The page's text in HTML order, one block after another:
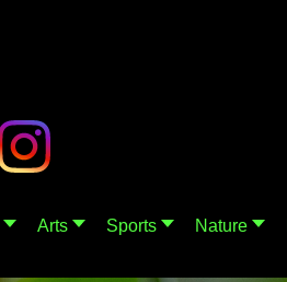
Arts Sports Nature